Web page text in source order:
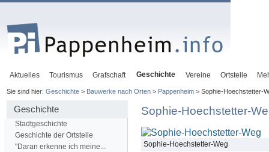
Aktuelles Tourismus Grafschaft Geschichte Vereine Ortsteile
Sie sind hier: Geschichte> Bauwerke nach Orten> Pappenheim> Sophie-Hoechstetter-
Geschichte
Stadtgeschichte
Geschichte der Ortsteile
"Daran erkenne ich meine...
Sophie-Hoechstetter-
Sophie-Hoechstetter-Weg